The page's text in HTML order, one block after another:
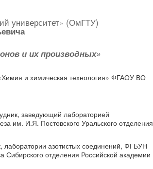
университет» (ОмГТУ)
и их производных»
и химическая технология» ФГАОУ ВО
заведующий лабораторией
им. И.Я. Постовского Уральского отделения
лаборатории азотистых соединений, ФГБУН
отделения Российской академии